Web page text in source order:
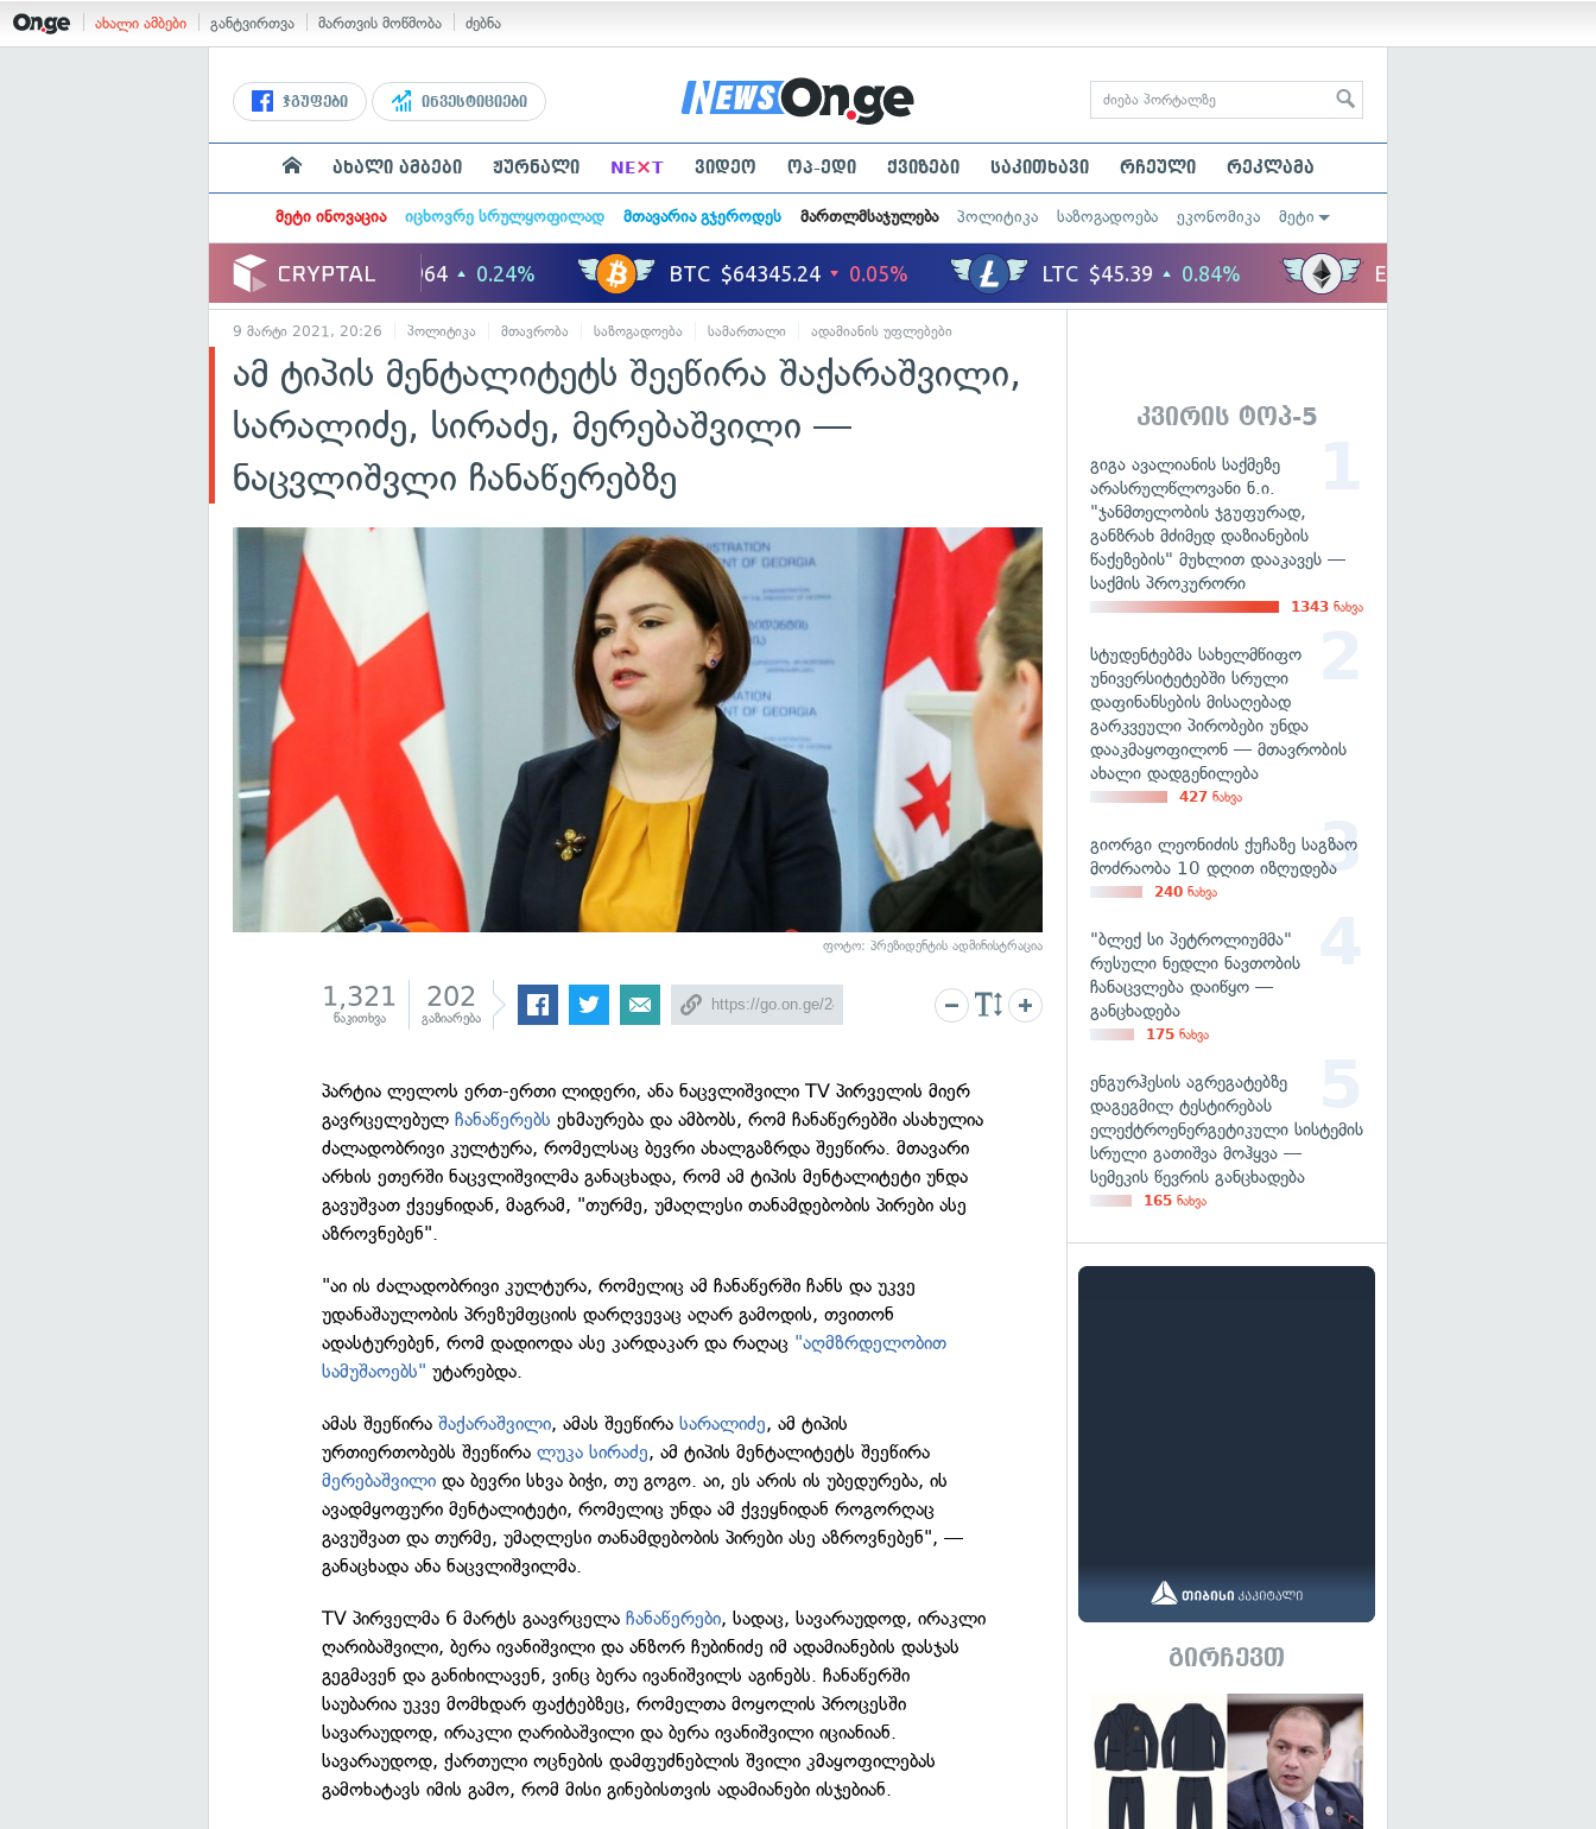
ახალი ამბები განტვირთვა მართვის მოწმობა ძებნა
ჯგუფები ინვესტიციები
ახალი ამბები ჟურნალი NE×T ვიდეო ოპ-ედი ქვიზები საკითხავი რჩეული რეკლამა
მეტი ინოვაცია იცხოვრე სრულყოფილად მთავარია გჯეროდეს მართლმსაჯულება პოლიტიკა საზოგადოება ეკონომიკა მეტი
9 მარტი 2021, 20:26 პოლიტიკა მთავრობა საზოგადოება სამართალი ადამიანის უფლებები
ამ ტიპის მენტალიტეტს შეეწირა შაქარაშვილი,
სარალიძე, სირაძე, მერებაშვილი —
ნაცვლიშვლი ჩანაწერებზე
ფოტო: პრეზიდენტის ადმინისტრაცია
1,321
წაკითხვა
202
გაზიარება
პარტია ლელოს ერთ-ერთი ლიდერი, ანა ნაცვლიშვილი TV პირველის მიერ
გავრცელებულჩანაწერებს ეხმაურება და ამბობს, რომ ჩანაწერებში ასახულია
ძალადობრივი კულტურა, რომელსაც ბევრი ახალგაზრდა შეეწირა. მთავარი
არხის ეთერში ნაცვლიშვილმა განაცხადა, რომ ამ ტიპის მენტალიტეტი უნდა
გავუშვათ ქვეყნიდან, მაგრამ, "თურმე, უმაღლესი თანამდებობის პირები ასე
აზროვნებენ".
"აი ის ძალადობრივი კულტურა, რომელიც ამ ჩანაწერში ჩანს და უკვე
უდანაშაულობის პრეზუმფციის დარღვევაც აღარ გამოდის, თვითონ
ადასტურებენ, რომ დადიოდა ასე კარდაკარ და რაღაც "აღმზრდელობით
სამუშაოებს" უტარებდა.
ამას შეეწირაშაქარაშვილი, ამას შეეწირასარალიძე, ამ ტიპის
ურთიერთობებს შეეწირალუკა სირაძე, ამ ტიპის მენტალიტეტს შეეწირა
მერებაშვილი და ბევრი სხვა ბიჭი, თუ გოგო. აი, ეს არის ის უბედურება, ის
ავადმყოფური მენტალიტეტი, რომელიც უნდა ამ ქვეყნიდან როგორღაც
გავუშვათ და თურმე, უმაღლესი თანამდებობის პირები ასე აზროვნებენ", —
განაცხადა ანა ნაცვლიშვილმა.
TV პირველმა 6 მარტს გაავრცელაჩანაწერები, სადაც, სავარაუდოდ, ირაკლი
ღარიბაშვილი, ბერა ივანიშვილი და ანზორ ჩუბინიძე იმ ადამიანების დასჯას
გეგმავენ და განიხილავენ, ვინც ბერა ივანიშვილს აგინებს. ჩანაწერში
საუბარია უკვე მომხდარ ფაქტებზეც, რომელთა მოყოლის პროცესში
სავარაუდოდ, ირაკლი ღარიბაშვილი და ბერა ივანიშვილი იციანიან.
სავარაუდოდ, ქართული ოცნების დამფუძნებლის შვილი კმაყოფილებას
გამოხატავს იმის გამო, რომ მისი გინებისთვის ადამიანები ისჯებიან.
კვირის ტოპ-5
გიგა ავალიანის საქმეზე
არასრულწლოვანი ნ.ი.
"ჯანმთელობის ჯგუფურად,
განზრახ მძიმედ დაზიანების
წაქეზების" მუხლით დააკავეს —
საქმის პროკურორი
1343 ნახვა
სტუდენტებმა სახელმწიფო
უნივერსიტეტებში სრული
დაფინანსების მისაღებად
გარკვეული პირობები უნდა
დააკმაყოფილონ — მთავრობის
ახალი დადგენილება
427 ნახვა
გიორგი ლეონიძის ქუჩაზე საგზაო
მოძრაობა 10 დღით იზღუდება
240 ნახვა
"ბლექ სი პეტროლიუმმა"
რუსული ნედლი ნავთობის
ჩანაცვლება დაიწყო —
განცხადება
175 ნახვა
ენგურჰესის აგრეგატებზე
დაგეგმილ ტესტირებას
ელექტროენერგეტიკული სისტემის
სრული გათიშვა მოჰყვა —
სემეკის წევრის განცხადება
165 ნახვა
გირჩევთ